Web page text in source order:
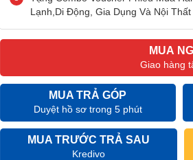
Lạnh,Di Động, Gia Dụng Và Nội
MUA
Giao hàng
MUA TRẢ GÓP
Duyệt hồ sơ trong 5 phút
MUA TRƯỚC TRẢ SAU
Kredivo